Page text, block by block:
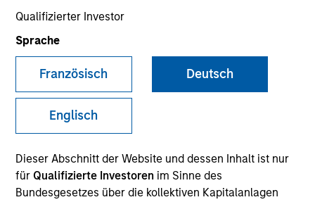
Qualifizierter Investor
Sprache
Französisch Deutsch
Englisch
Dieser Abschnitt der Website und dessen Inhalt ist nur
für Qualifizierte Investoren im Sinne des
Bundesgesetzes über die kollektiven Kapitalanlagen
Healthcare